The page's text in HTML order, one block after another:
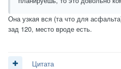
Она узкая вся (та что для
зад 120, место вроде есть.
Цитата